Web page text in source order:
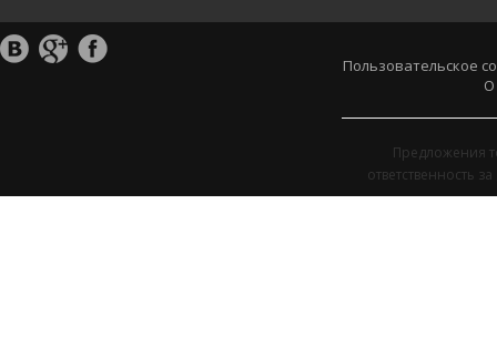
Пользовательское
О
Предложения
ответственность